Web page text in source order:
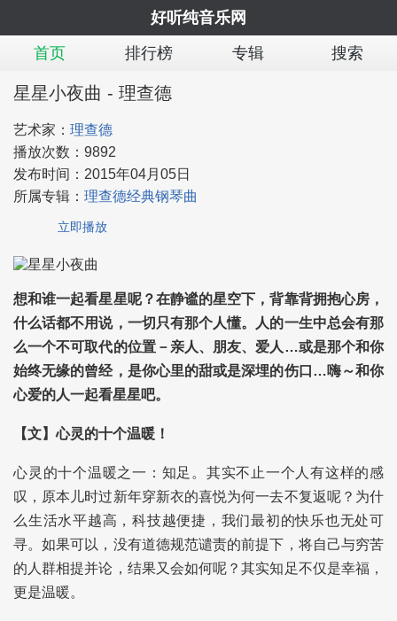
好听纯音乐网
首页
排行榜 专辑 搜索
星星小夜曲 - 理查德
艺术家： 理查德
播放次数： 9892
发布时间： 2015年04月05日
所属专辑： 理查德经典钢琴曲
立即播放
想和谁一起看星星呢？在静谧的星空下，背靠背拥抱心房，
什么话都不用说，一切只有那个人懂。人的一生中总会有那
么一个不可取代的位置－亲人、朋友、爱人…或是那个和你
始终无缘的曾经，是你心里的甜或是深埋的伤口…嗨～和你
心爱的人一起看星星吧。
【文】心灵的十个温暖！
心灵的十个温暖之一：知足。其实不止一个人有这样的感
叹，原本儿时过新年穿新衣的喜悦为何一去不复返呢？为什
么生活水平越高，科技越便捷，我们最初的快乐也无处可
寻。如果可以，没有道德规范谴责的前提下，将自己与穷苦
的人群相提并论，结果又会如何呢？其实知足不仅是幸福，
更是温暖。